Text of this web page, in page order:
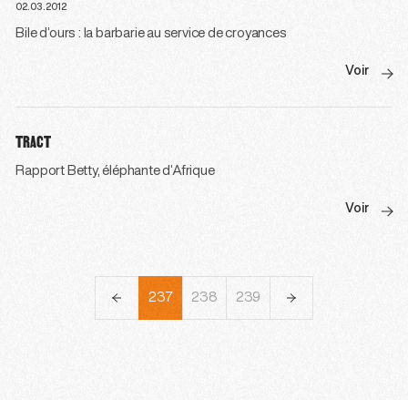
02.03.2012
Bile d’ours : la barbarie au service de croyances
Voir
TRACT
Rapport Betty, éléphante d’Afrique
Voir
236 237 238 239 240